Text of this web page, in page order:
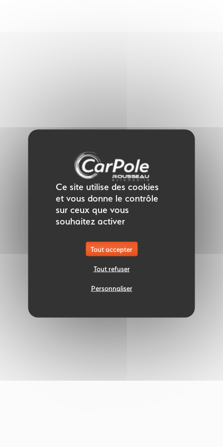
Ce site utilise des cookies
et vous donne le contrôle
sur ceux que vous
souhaitez activer
Tout accepter
Tout refuser
Personnaliser